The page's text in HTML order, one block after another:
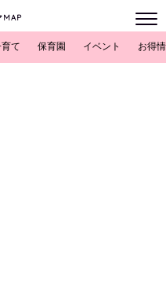
MAP
て 保育園 イベント お得